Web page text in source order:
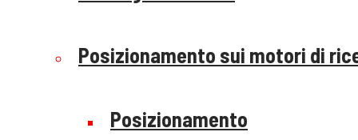
Posizionamento sui motori di
Posizionamento